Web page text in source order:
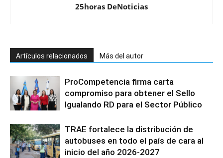
25horas DeNoticias
Artículos relacionados Más del autor
ProCompetencia firma carta
compromiso para obtener el Sello
Igualando RD para el Sector Público
TRAE fortalece la distribución de
autobuses en todo el país de cara al
inicio del año 2026-2027